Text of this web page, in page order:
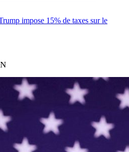
impose 15% de taxes sur le